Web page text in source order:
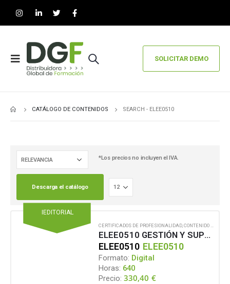
SOLICITAR DEMO
CATÁLOGO DE CONTENIDOS SEARCH - ELEE0510
*Los precios no incluyen el IVA.
Descarga el catálogo
IEDITORIAL
CERTIFICADOS DE PROFESIONALIDAD CONTENIDO EN FORMATO DIGITAL
ELEE0510 GESTIÓN Y SUPERVISIÓN DEL MONTAJE Y MANTENIMIENTO DE REDES ELÉCTRICAS SUBTERRÁNEAS DE ALTA TENSIÓN DE SEGUNDA Y TERCERA CATEGORÍA Y CENTROS DE TRANSFORMACIÓN DE INTERIOR
ELEE0510 ELEE0510
Formato: Digital
Horas: 640
Precio: 330,40 €